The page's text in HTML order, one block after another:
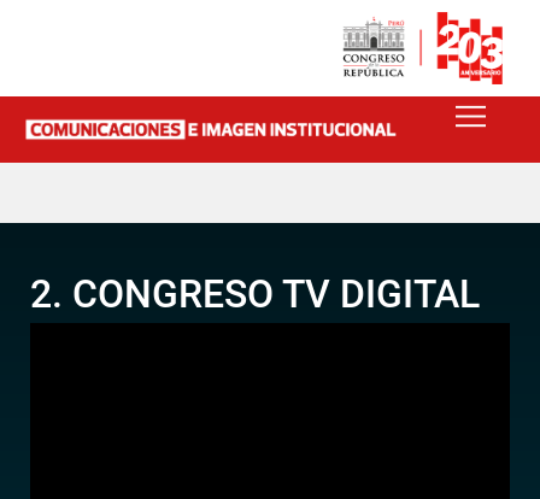
2. CONGRESO TV DIGITAL